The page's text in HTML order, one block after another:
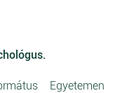
Egyetemen